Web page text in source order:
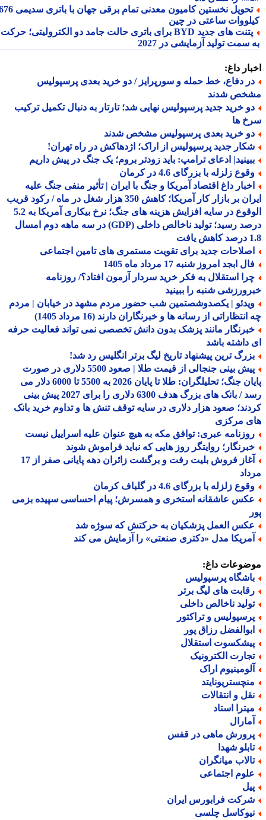
تحویل نخستین کامیون معدنی تمام برقی جهان با باتری سدیمی 676
ساعتی در چین
پتنت های جدید BYD برای باتری حالت جامد دو الکترولیتی؛ حرکت
سمت تولید آزمایشی در 2027
داغ:
دفاع، خط حمله و سورپرایز / دو خرید بعدی پرسپولیس
شدند
خرید جدید پرسپولیس نهایی شد؛ تارتار به دنبال تکمیل ترکیب
ها
خرید بعدی پرسپولیس مشخص شدند
جدید پرسپولیس از اراک؛ اژدهاکش در راه تهران!
ادعای ترامپ: باید زودتر بروم؛ یک جنگ در پیش داریم
زلزله با بزرگای 4.6 در کرمان
داغ اقتصاد آمریکا و جنگ با ایران | تأثیر منفی جنگ علیه
ایران بر بازار کار آمریکا؛ کاهش 350 هزار شغل در ماه / رکود قریب
الوقوع در سایه افزایش هزینه های جنگ؛ نرخ بیکاری آمریکا به 5.2
درصد رسید؛ تولید ناخالص داخلی (GDP) در سه ماهه دوم امسال
جدید برای تقویت مستمری های تامین اجتماعی
ابجد امروز شنبه 17 مرداد ماه 1405
استقلال به فکر خرید سردار آزمون افتاد؟/ روزنامه
شنبه را ببینید
| یکصدوشصتمین شب حضور مردم مشهد در خیابان | مردم
از رسانه ها و خبرنگاران دارند (16 مرداد 1405)
مانند پزشک بدون دانش تخصصی نمی تواند فعالیت حرفه
داشته باشد
ترین پیشنهاد تاریخ لیگ برتر انگلیس رد شد!
پیش بینی جنجالی از قیمت طلا | صعود 5500 دلاری در صورت
پایان جنگ؛ تحلیلگران: طلا تا پایان 2026 به 5500 تا 6000 دلار می
رسد / بانک های بزرگ هدف 6300 دلاری را برای 2027 پیش بینی
صعود هزار دلاری در سایه توقف تنش ها و تداوم خرید بانک
مرکزی
عبری: توافق مکه به هیچ عنوان علیه اسراییل نیست
روایتگر روز هایی که نباید فراموش شوند
آغاز فروش بلیت رفت و برگشت زائران دهه پایانی صفر از 17
زلزله با بزرگای 4.6 در گلباف کرمان
عاشقانه استخری و همسرش؛ پیام احساسی سپیده بزمی
العمل پزشکیان به حرکتش که سوژه شد
مدل «دکتری صنعتی» را آزمایش می کند
داغ:
پرسپولیس
های لیگ برتر
ناخالص داخلی
و تراکتور
رزاق پور
استقلال
الکترونیک
اراک
و انتقالات
استاد
ماهی در قفس
شهدا
میانگران
اجتماعی
فرابورس ایران
چلسی